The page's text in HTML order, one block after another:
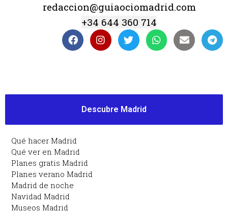
redaccion@guiaociomadrid.com
+34 644 360 714
Descubre Madrid
Qué hacer Madrid
Qué ver en Madrid
Planes gratis Madrid
Planes verano Madrid
Madrid de noche
Navidad Madrid
Museos Madrid